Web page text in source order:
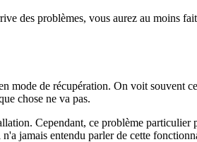
des problèmes, vous aurez au moins
mode de récupération. On voit souvent
chose ne va pas.
Cependant, ce problème particulier
jamais entendu parler de cette